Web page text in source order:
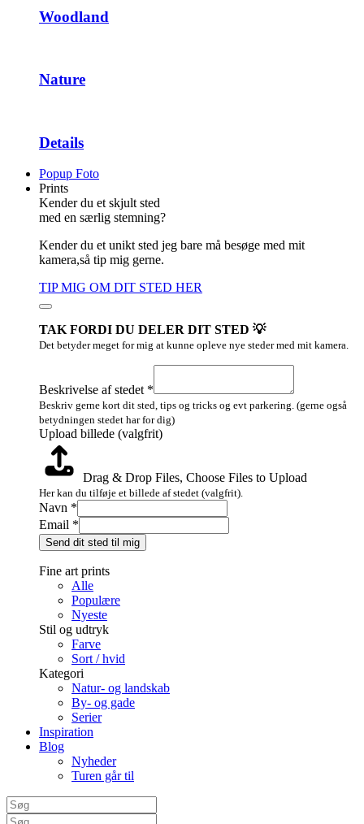
Woodland
Nature
Details
Popup Foto
Prints
Kender du et skjult sted
med en særlig stemning?
Kender du et unikt sted jeg bare må besøge med mit
kamera,så tip mig gerne.
TIP MIG OM DIT STED HER
TAK FORDI DU DELER DIT STED 💡
Det betyder meget for mig at kunne opleve nye steder med mit kamera.
af
stedet
Beskrivelse af stedet *
Beskriv gerne kort dit sted, tips og tricks og evt parkering. (gerne også
betydningen stedet har for dig)
Upload billede (valgfrit)
Drag & Drop Files, Choose Files to Upload
Her kan du tilføje et billede af stedet (valgfrit).
Navn *
Email *
Send dit sted til mig
Fine art prints
Alle
Populære
Nyeste
Stil og udtryk
Farve
Sort / hvid
Kategori
Natur- og landskab
By- og gade
Serier
Inspiration
Blog
Nyheder
Turen går til